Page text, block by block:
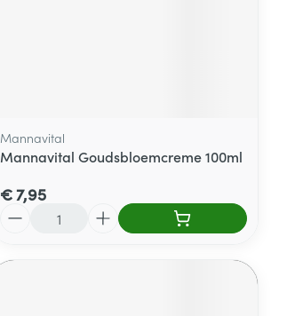
Mannavital
Mannavital Goudsbloemcreme 100ml
€ 7,95